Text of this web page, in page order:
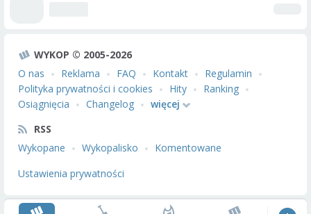
WYKOP © 2005-2026
O nas
Reklama FAQ Kontakt
Regulamin
Polityka prywatności i cookies
Hity
Ranking
Osiągnięcia
Changelog
więcej
RSS
Wykopane
Wykopalisko
Komentowane
Ustawienia prywatności